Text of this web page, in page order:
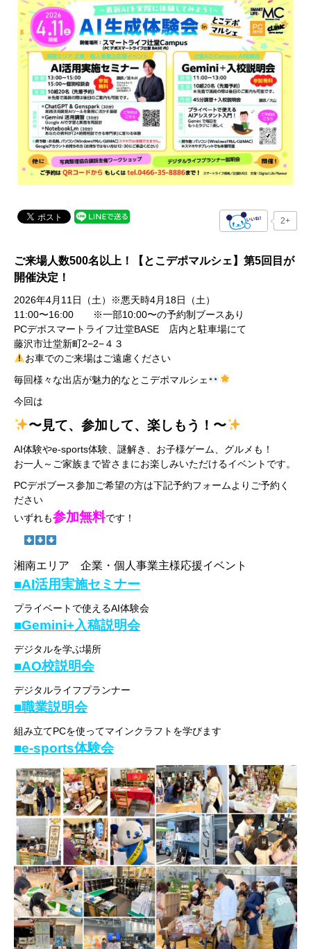
2+
ご来場人数500名以上！ 【とこデポマルシェ】第5回目が
開催決定！
2026年4月11日（土）※悪天時4月18日（土）
11:00〜16:00 ※一部10:00〜の予約制ブースあり
PCデポスマートライフ辻堂BASE 店内と駐車場にて
藤沢市辻堂新町2−2−４３
お車でのご来場はご遠慮ください
毎回様々な出店が魅力的なとこデポマルシェ
今回は
〜見て、参加して、楽しもう！〜
AI体験やe-sports体験、謎解き、お子様ゲーム、グルメも！
お一人～ご家族まで皆さまにお楽しみいただけるイベントです。
PCデポブース参加ご希望の方は下記予約フォームよりご予約く
ださい
いずれも参加無料です！
湘南エリア 企業・個人事業主様応援イベント
■AI活用実施セミナー
プライベートで使えるAI体験会
■Gemini+入稿説明会
デジタルを学ぶ場所
■AO校説明会
デジタルライフプランナー
■職業説明会
組み立てPCを使ってマインクラフトを学びます
■e-sports体験会